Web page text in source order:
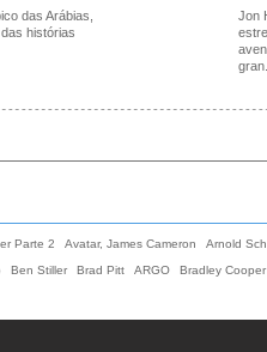
das Arábias,
histórias
Jon
Parte 2 Avatar, James Cameron
Arnold
Ben Stiller Brad Pitt ARGO Bradley Cooper